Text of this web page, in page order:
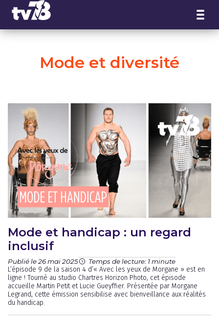
Mode et diversité
Mode et handicap : un regard
inclusif
Publié le 26 mai 2025 Temps de lecture: 1 minute
L’épisode 9 de la saison 4 d’« Avec les yeux de Morgane » est en
ligne ! Tourné au studio Chartres Horizon Photo, cet épisode
accueille Martin Petit et Lucie Gueyffier. Présentée par Morgane
Legrand, cette émission sensibilise avec bienveillance aux réalités
du handicap.
Panneau de gestion des cookies